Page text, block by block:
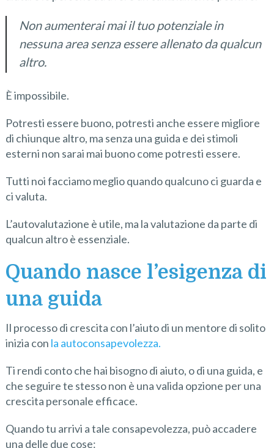
Non aumenterai mai il tuo potenziale in
nessuna area senza essere allenato da qualcun
altro.
È impossibile.
Potresti essere buono, potresti anche essere migliore
di chiunque altro, ma senza una guida e dei stimoli
esterni non sarai mai buono come potresti essere.
Tutti noi facciamo meglio quando qualcuno ci guarda e
ci valuta.
L’autovalutazione è utile, ma la valutazione da parte di
qualcun altro è essenziale.
Quando nasce l’esigenza di
una guida
Il processo di crescita con l’aiuto di un mentore di solito
inizia con la autoconsapevolezza.
Ti rendi conto che hai bisogno di aiuto, o di una guida, e
che seguire te stesso non è una valida opzione per una
crescita personale efficace.
Quando tu arrivi a tale consapevolezza, può accadere
una delle due cose: